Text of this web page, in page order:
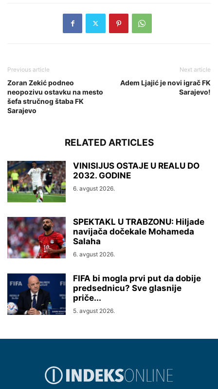
Previous article
Zoran Zekić podneo
neopozivu ostavku na mesto
šefa stručnog štaba FK
Sarajevo
Next article
Adem Ljajić je novi igrač FK
Sarajevo!
RELATED ARTICLES
VINISIJUS OSTAJE U REALU DO
2032. GODINE
6. avgust 2026.
SPEKTAKL U TRABZONU: Hiljade
navijača dočekale Mohameda
Salaha
6. avgust 2026.
FIFA bi mogla prvi put da dobije
predsednicu? Sve glasnije
priče...
5. avgust 2026.